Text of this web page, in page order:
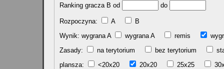
Ranking gracza B od do
Rozpoczyna: A
B
Wynik: wygrana A
wygrana A remis
Zasady:
na terytorium bez terytorium
plansza:
<20x20 20x20 25x25